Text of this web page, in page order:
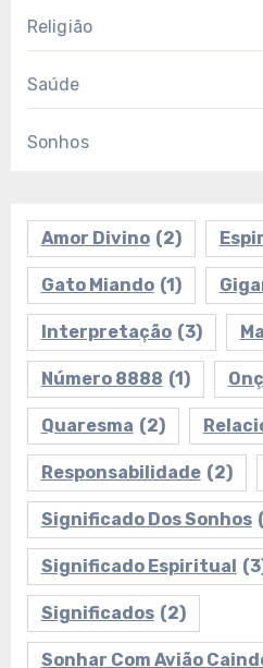
Religião
Saúde
Sonhos
Amor Divino (2)
Gato Miando (1)
Interpretação (3)
Número 8888 (1)
Quaresma (2)
Responsabilidade (2)
Significado Dos Sonhos
Significado Espiritual
Significados (2)
Sonhar Com Avião